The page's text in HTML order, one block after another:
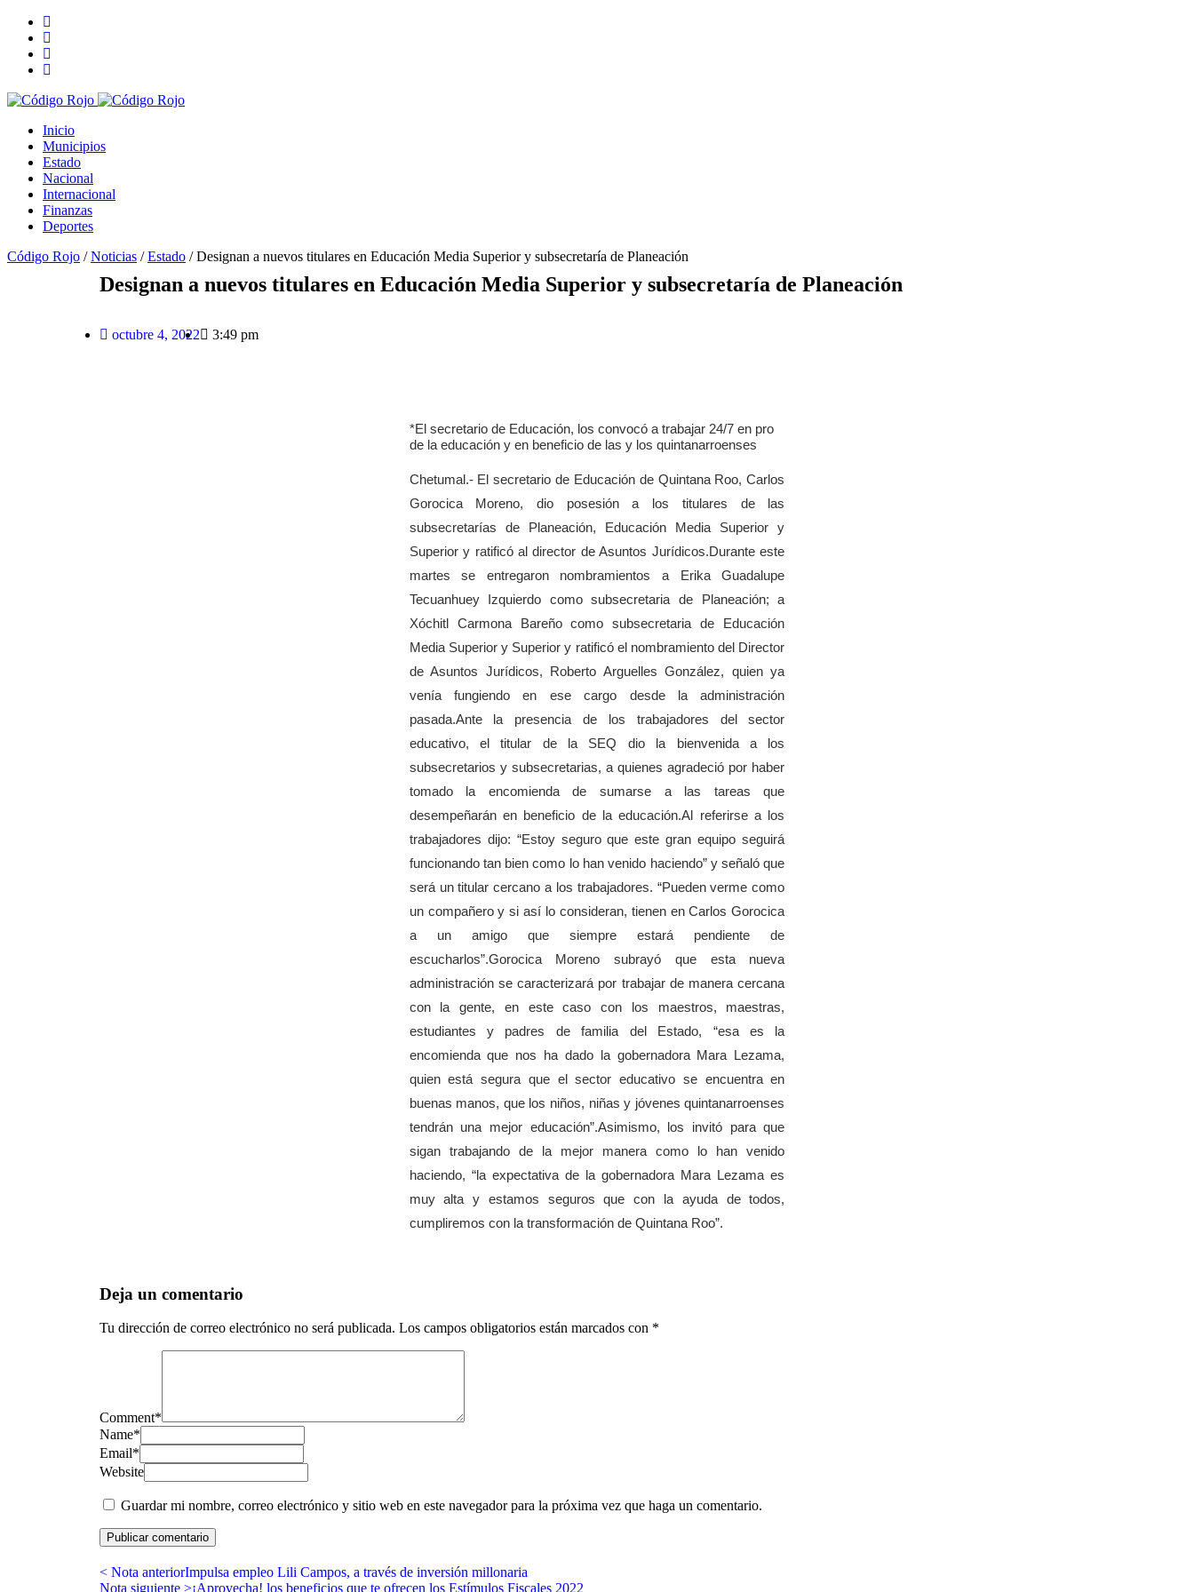
Inicio
Municipios
Estado
Nacional
Internacional
Finanzas
Deportes
Código Rojo /Noticias /Estado /Designan a nuevos titulares en Educación Media Superior y subsecretaría de Planeación
Designan a nuevos titulares en Educación Media Superior y subsecretaría de Planeación
octubre 4, 2022 3:49 pm
*El secretario de Educación, los convocó a trabajar 24/7 en pro
de la educación y en beneficio de las y los quintanarroenses
Chetumal.- El secretario de Educación de Quintana Roo, Carlos
Gorocica Moreno, dio posesión a los titulares de las
subsecretarías de Planeación, Educación Media Superior y
Superior y ratificó al director de Asuntos Jurídicos.Durante este
martes se entregaron nombramientos a Erika Guadalupe
Tecuanhuey Izquierdo como subsecretaria de Planeación; a
Xóchitl Carmona Bareño como subsecretaria de Educación
Media Superior y Superior y ratificó el nombramiento del Director
de Asuntos Jurídicos, Roberto Arguelles González, quien ya
venía fungiendo en ese cargo desde la administración
pasada.Ante la presencia de los trabajadores del sector
educativo, el titular de la SEQ dio la bienvenida a los
subsecretarios y subsecretarias, a quienes agradeció por haber
tomado la encomienda de sumarse a las tareas que
desempeñarán en beneficio de la educación.Al referirse a los
trabajadores dijo: “Estoy seguro que este gran equipo seguirá
funcionando tan bien como lo han venido haciendo” y señaló que
será un titular cercano a los trabajadores. “Pueden verme como
un compañero y si así lo consideran, tienen en Carlos Gorocica
a un amigo que siempre estará pendiente de
escucharlos”.Gorocica Moreno subrayó que esta nueva
administración se caracterizará por trabajar de manera cercana
con la gente, en este caso con los maestros, maestras,
estudiantes y padres de familia del Estado, “esa es la
encomienda que nos ha dado la gobernadora Mara Lezama,
quien está segura que el sector educativo se encuentra en
buenas manos, que los niños, niñas y jóvenes quintanarroenses
tendrán una mejor educación”.Asimismo, los invitó para que
sigan trabajando de la mejor manera como lo han venido
haciendo, “la expectativa de la gobernadora Mara Lezama es
muy alta y estamos seguros que con la ayuda de todos,
cumpliremos con la transformación de Quintana Roo”.
Deja un comentario
Tu dirección de correo electrónico no será publicada. Los campos obligatorios están marcados con *
Comment*
Name*
Email*
Website
Guardar mi nombre, correo electrónico y sitio web en este navegador para la próxima vez que haga un comentario.
< Nota anteriorImpulsa empleo Lili Campos, a través de inversión millonaria
Nota siguiente >¡Aprovecha! los beneficios que te ofrecen los Estímulos Fiscales 2022